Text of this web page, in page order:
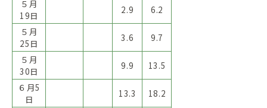
５月
19日
2.9
6.2
５月
25日
3.6
9.7
５月
30日
9.9
13.5
６月5
日
13.3
18.2